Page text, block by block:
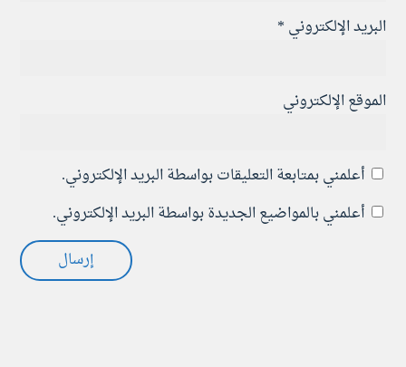
البريد الإلكتروني *
الموقع الإلكتروني
أعلمني بمتابعة التعليقات بواسطة البريد الإلكتروني.
أعلمني بالمواضيع الجديدة بواسطة البريد الإلكتروني.